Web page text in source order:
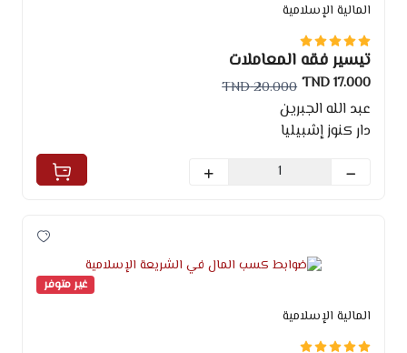
المالية الإسلامية
تيسير فقه المعاملات
17.000 TND
20.000 TND
عبد الله الجبرين
دار كنوز إشبيليا
غير متوفر
المالية الإسلامية